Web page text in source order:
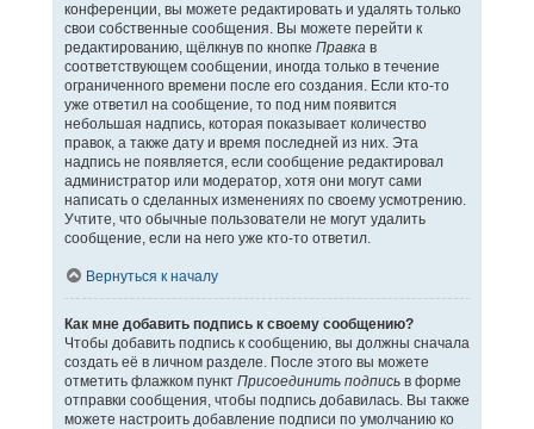
конференции, вы можете редактировать и удалять только
свои собственные сообщения. Вы можете перейти к
редактированию, щёлкнув по кнопке Правкав
соответствующем сообщении, иногда только в течение
ограниченного времени после его создания. Если кто-то
уже ответил на сообщение, то под ним появится
небольшая надпись, которая показывает количество
правок, а также дату и время последней из них. Эта
надпись не появляется, если сообщение редактировал
администратор или модератор, хотя они могут сами
написать о сделанных изменениях по своему усмотрению.
Учтите, что обычные пользователи не могут удалить
сообщение, если на него уже кто-то ответил.
Вернуться к началу
Как мне добавить подпись к своему сообщению?
Чтобы добавить подпись к сообщению, вы должны сначала
создать её в личном разделе. После этого вы можете
отметить флажком пункт Присоединить подписьв форме
отправки сообщения, чтобы подпись добавилась. Вы также
можете настроить добавление подписи по умолчанию ко